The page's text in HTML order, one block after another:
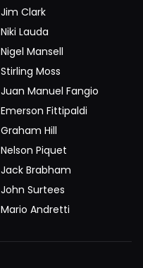
Jim Clark
Niki Lauda
Nigel Mansell
Stirling Moss
Juan Manuel Fangio
Emerson Fittipaldi
Graham Hill
Nelson Piquet
Jack Brabham
John Surtees
Mario Andretti